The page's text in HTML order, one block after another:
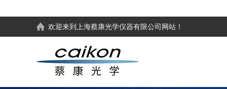
欢迎来到 上海蔡康光学仪器有限公司 网站！